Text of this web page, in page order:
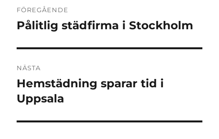
FÖREGÅENDE
Föregående
Pålitlig städfirma i Stockholm
NÄSTA
Nästa
inlägg:
Hemstädning sparar tid i
Uppsala